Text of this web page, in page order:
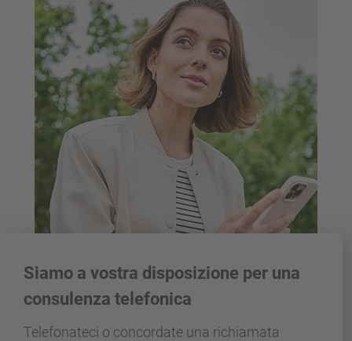
Siamo a vostra disposizione per una
consulenza telefonica
Telefonateci o concordate una richiamata